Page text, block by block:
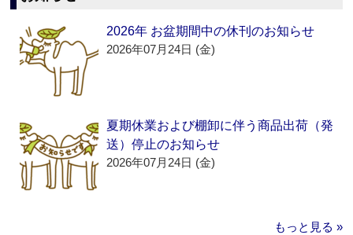
2026年 お盆期間中の休刊のお知らせ
2026年07月24日 (金)
夏期休業および棚卸に伴う商品出荷（発
送）停止のお知らせ
2026年07月24日 (金)
もっと見る »